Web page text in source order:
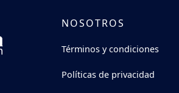
NOSOTROS
Términos y condiciones
Políticas de privacidad